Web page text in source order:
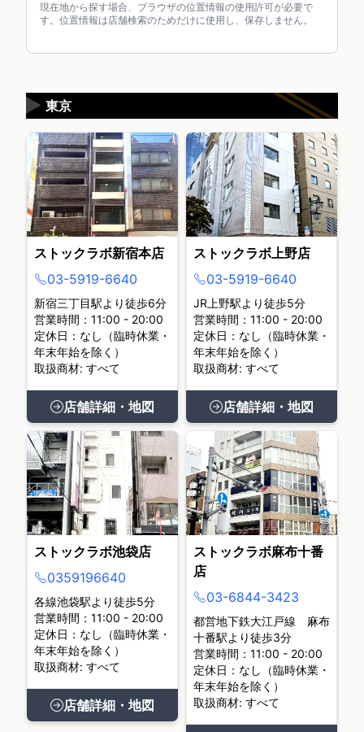
現在地から探す場合、ブラウザの位置情報の使用許可が必要で
す。位置情報は店舗検索のためだけに使用し、保存しません。
東京
▶
ストックラボ新宿本店
03-5919-6640
新宿三丁目駅より徒歩6分
営業時間：11:00 - 20:00
定休日：なし（臨時休業・
年末年始を除く）
取扱商材: すべて
店舗詳細・地図
ストックラボ上野店
03-5919-6640
JR上野駅より徒歩5分
営業時間：11:00 - 20:00
定休日：なし（臨時休業・
年末年始を除く）
取扱商材: すべて
店舗詳細・地図
ストックラボ池袋店
0359196640
各線池袋駅より徒歩5分
営業時間：11:00 - 20:00
定休日：なし（臨時休業・
年末年始を除く）
取扱商材: すべて
店舗詳細・地図
ストックラボ麻布十番
店
03-6844-3423
都営地下鉄大江戸線 麻布
十番駅より徒歩3分
営業時間：11:00 - 20:00
定休日：なし（臨時休業・
年末年始を除く）
取扱商材: すべて